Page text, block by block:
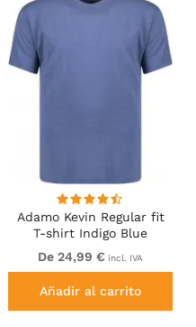
Adamo Kevin Regular fit
T-shirt Indigo Blue
De 24,99 € incl. IVA
Añadir al carrito